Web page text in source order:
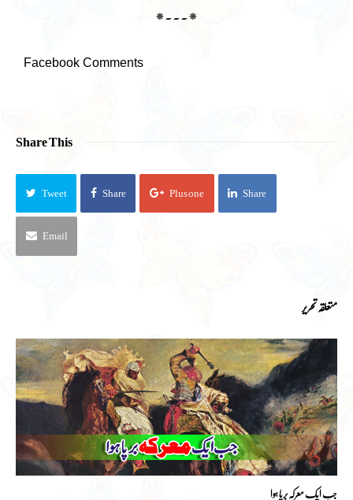
*۔۔۔*
Facebook Comments
Share This
Tweet Share Plus one Share
Email
متعلقہ تحریر
جب ایک معرکہ برپا ہوا